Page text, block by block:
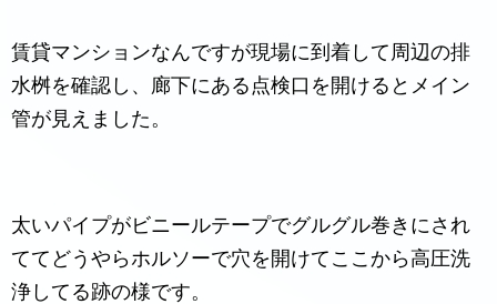
賃貸マンションなんですが現場に到着して周辺の排
水桝を確認し、廊下にある点検口を開けるとメイン
管が見えました。
太いパイプがビニールテープでグルグル巻きにされ
ててどうやらホルソーで穴を開けてここから高圧洗
浄してる跡の様です。